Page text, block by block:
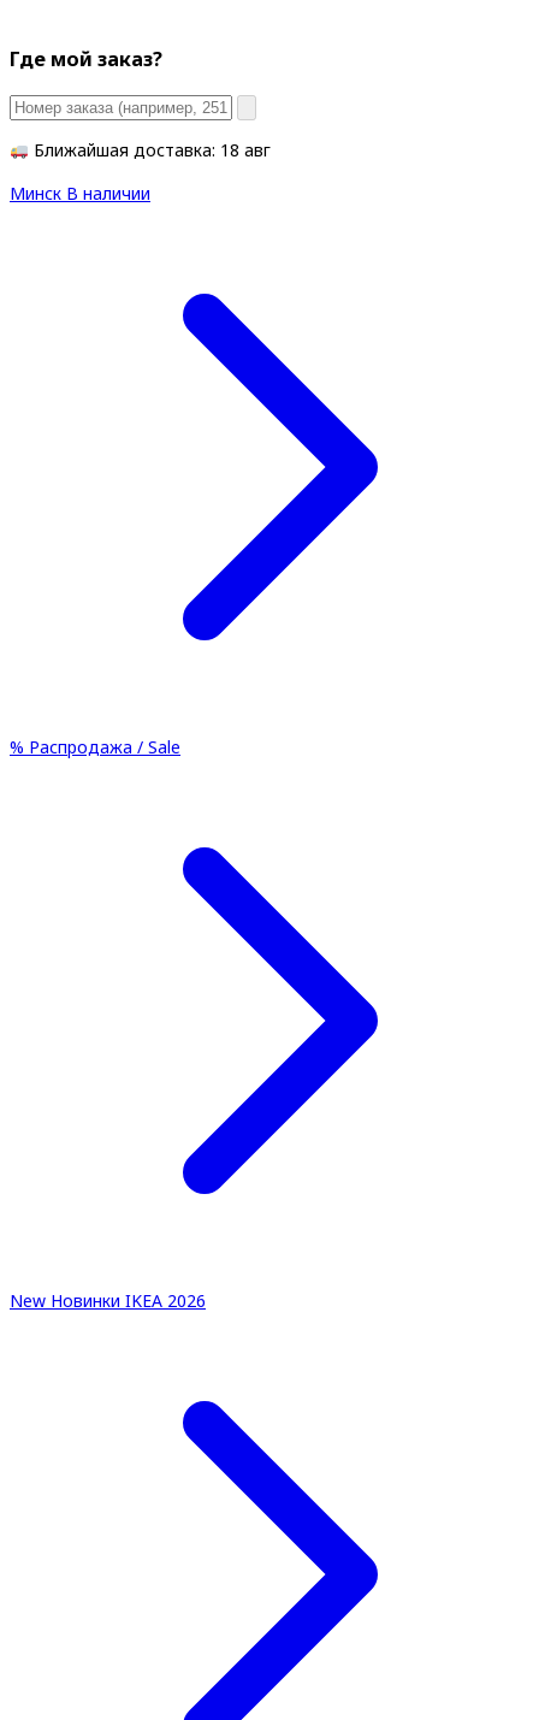
Где мой заказ?
Ближайшая доставка: 18 авг
Минск В наличии
% Распродажа / Sale
New Новинки IKEA 2026